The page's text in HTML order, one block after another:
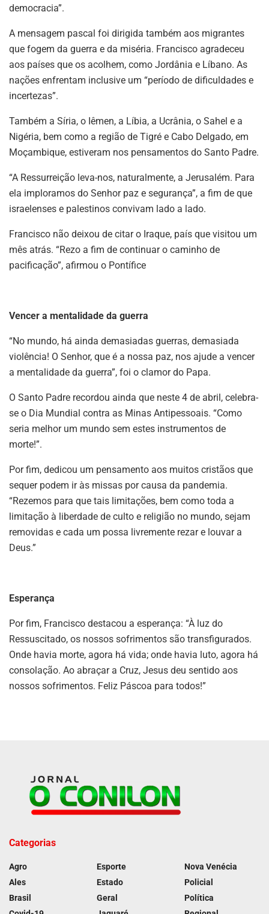
democracia”.
A mensagem pascal foi dirigida também aos migrantes
que fogem da guerra e da miséria. Francisco agradeceu
aos países que os acolhem, como Jordânia e Líbano. As
nações enfrentam inclusive um “período de dificuldades e
incertezas”.
Também a Síria, o Iêmen, a Líbia, a Ucrânia, o Sahel e a
Nigéria, bem como a região de Tigré e Cabo Delgado, em
Moçambique, estiveram nos pensamentos do Santo Padre.
“A Ressurreição leva-nos, naturalmente, a Jerusalém. Para
ela imploramos do Senhor paz e segurança”, a fim de que
israelenses e palestinos convivam lado a lado.
Francisco não deixou de citar o Iraque, país que visitou um
mês atrás. “Rezo a fim de continuar o caminho de
pacificação”, afirmou o Pontífice
Vencer a mentalidade da guerra
“No mundo, há ainda demasiadas guerras, demasiada
violência! O Senhor, que é a nossa paz, nos ajude a vencer
a mentalidade da guerra”, foi o clamor do Papa.
O Santo Padre recordou ainda que neste 4 de abril, celebra-
se o Dia Mundial contra as Minas Antipessoais. “Como
seria melhor um mundo sem estes instrumentos de
morte!”.
Por fim, dedicou um pensamento aos muitos cristãos que
sequer podem ir às missas por causa da pandemia.
“Rezemos para que tais limitações, bem como toda a
limitação à liberdade de culto e religião no mundo, sejam
removidas e cada um possa livremente rezar e louvar a
Deus.”
Esperança
Por fim, Francisco destacou a esperança: “À luz do
Ressuscitado, os nossos sofrimentos são transfigurados.
Onde havia morte, agora há vida; onde havia luto, agora há
consolação. Ao abraçar a Cruz, Jesus deu sentido aos
nossos sofrimentos. Feliz Páscoa para todos!”
Categorias
Agro
Ales
Brasil
Esporte
Estado
Geral
Nova Venécia
Policial
Política